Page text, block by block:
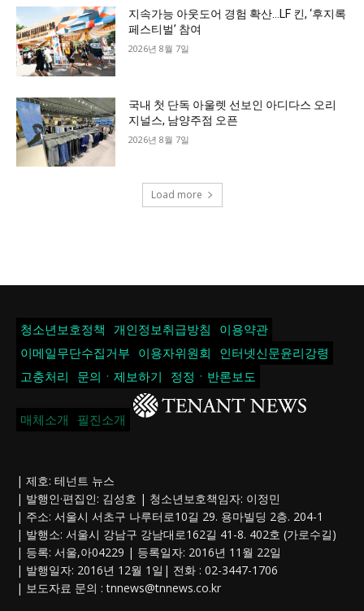
지속가능 아웃도어 경험 확산…LF 킨, ‘후지록
페스티벌’ 참여
2026년 8월 7일
국내 첫 단독 아울렛 선보인 아디다스 오리
지널스, 남양주점 오픈
2026년 8월 7일
Load more
청소년보호정책 개인정보취급방침
이용약관
이메일무단수집거부
이용자위원회
인터넷신문윤리강령
고충처리
문의ㆍ제보하기 정정ㆍ반론보도
매체소개 필진소개
| 제호: 테넌트 뉴스
| 발행인·편집인: 김성호 | 청소년보호책임자: 이정민
| 주소: 서울시 서초구 나루터로10길 29. 용마빌딩 2층. 204-1
| 발행소: 서울시 강남구 강남대로162길 41-8. 402호 (가로수길)
| 등록: 서울,아04229 | 등록일자: 2016년 11월 22일
| 발행일자: 2016년 12월 1일| 전화 : 02-3447-1706
| 보도자료 문의 :tnnews@tnnews.co.kr